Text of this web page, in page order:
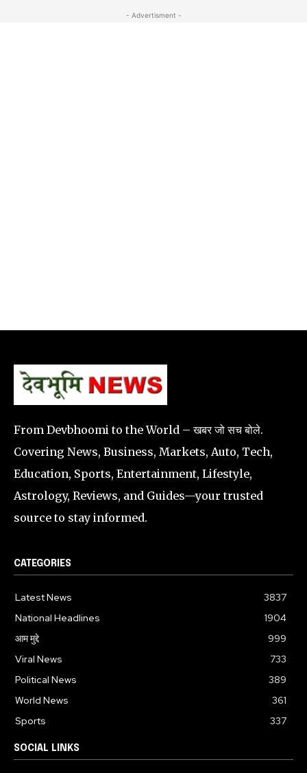
- Advertisment -
From Devbhoomi to the World – खबर जो सच बोले.
Covering News, Business, Markets, Auto, Tech,
Education, Sports, Entertainment, Lifestyle,
Astrology, Reviews, and Guides—your trusted
source to stay informed.
CATEGORIES
Latest News
3837
National Headlines
1904
आम मुद्दे
999
Viral News
733
Political News
389
World News
361
Sports
337
SOCIAL LINKS